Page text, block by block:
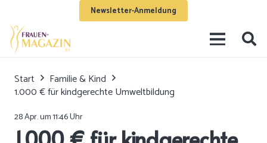
Newsletter-Anmeldung
Start
Familie & Kind
1.000 € für kindgerechte Umweltbildung
28 Apr. um 11:46 Uhr